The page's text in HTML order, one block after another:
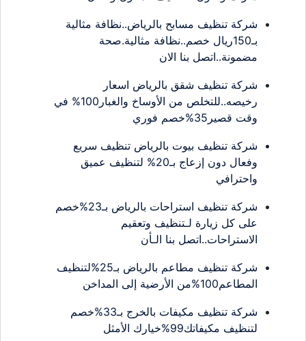
شركة تنظيف مسابح بالرياض..نظافة مثالية
بـ150ريال خصم..نظافة مثالية.صحة
مضمونة..اتصل بنا الان
شركة تنظيف شقق بالرياض اسعار
رخيصه..للتخلص من الأوساخ والغبار100% في
وقت قصير35%خصم فوري
شركة تنظيف بيوت بالرياض تنظيف سريع
وفعال دون إزعاج بـ20% لتنظيف عميق
واحترافي
شركة تنظيف استراحات بالرياض بـ23%خصم
على كل زيارة لـتنظيف وتعقيم
الاستراحات..اتصل بنا الـأن
شركة تنظيف مطاعم بالرياض بـ25%لتنظيف
المطاعم100%من الأرضية إلى المداخن
شركة تنظيف مكيفات بالخرج بـ33%خصم
لتنظيف مكيفاتك99%خيارك الأمثل